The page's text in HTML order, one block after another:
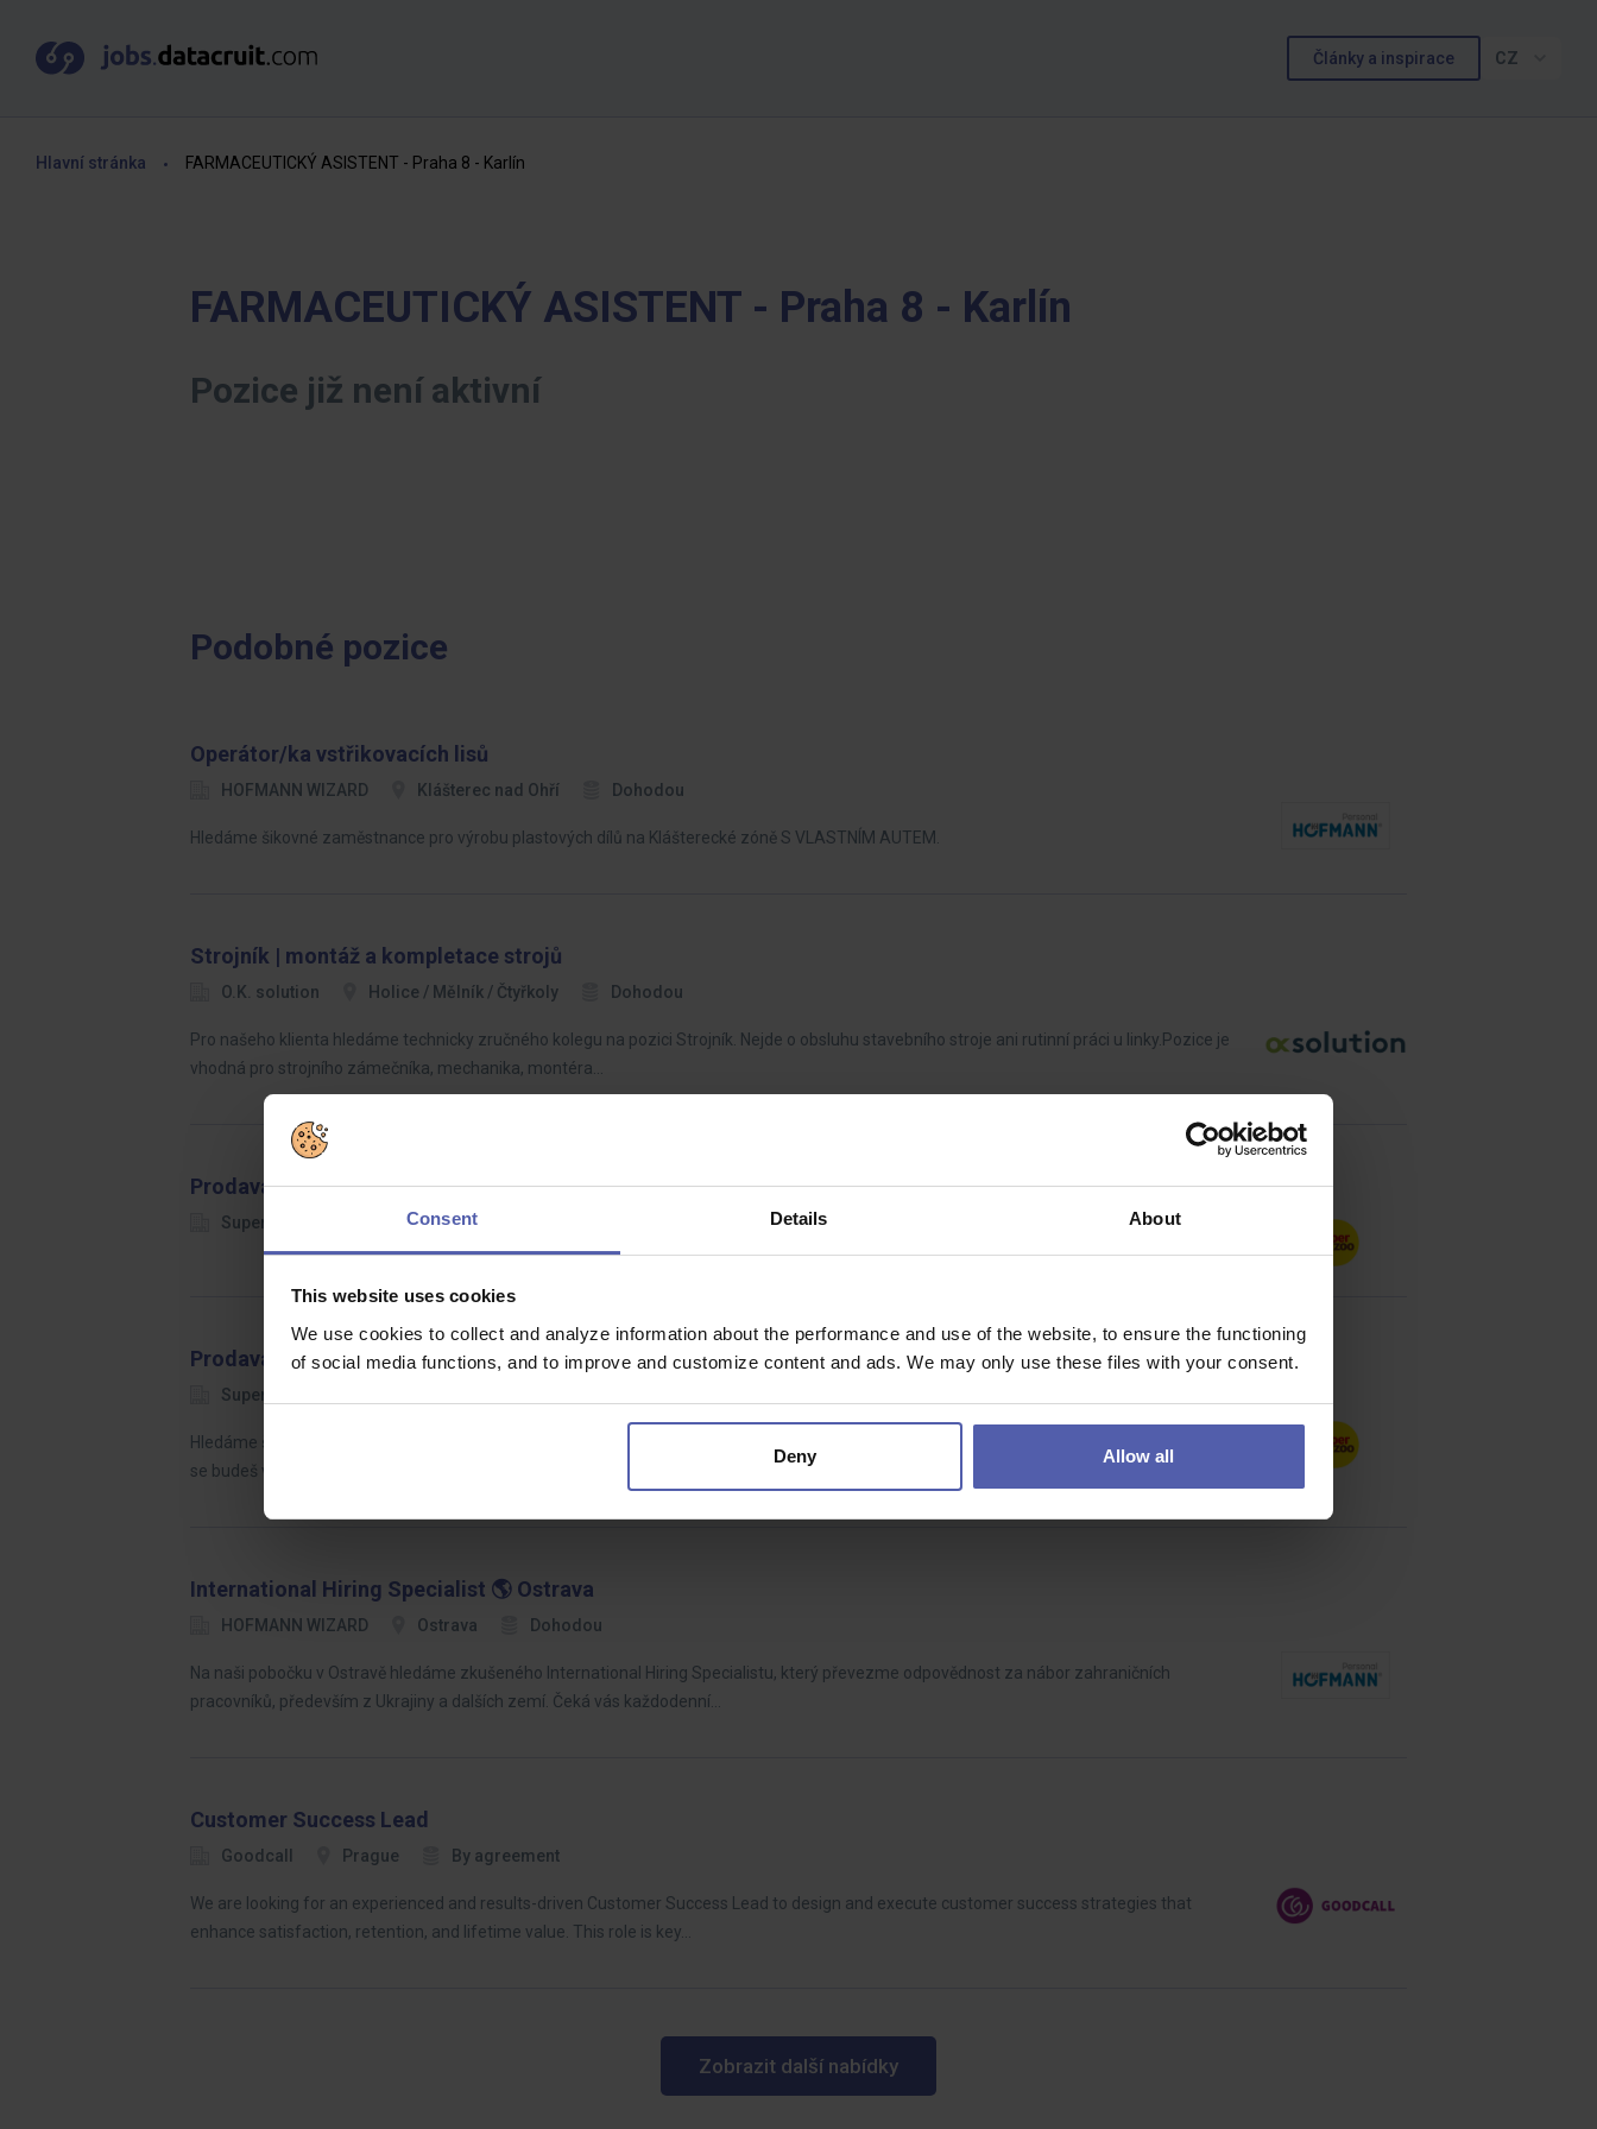
Consent Details About
This website uses cookies
We use cookies to collect and analyze information about the performance and use of the website, to ensure the functioning
of social media functions, and to improve and customize content and ads. We may only use these files with your consent.
Deny Allow all
Články a inspirace CZ
Hlavní stránka FARMACEUTICKÝ ASISTENT - Praha 8 - Karlín
FARMACEUTICKÝ ASISTENT - Praha 8 - Karlín
Pozice již není aktivní
Podobné pozice
Operátor/ka vstřikovacích lisů
HOFMANN WIZARD Klášterec nad Ohří Dohodou
Hledáme šikovné zaměstnance pro výrobu plastových dílů na Klášterecké zóně S VLASTNÍM AUTEM.
Strojník | montáž a kompletace strojů
O.K. solution Holice / Mělník / Čtyřkoly Dohodou
Pro našeho klienta hledáme technicky zručného kolegu na pozici Strojník. Nejde o obsluhu stavebního stroje ani rutinní práci u linky.Pozice je
vhodná pro strojního zámečníka, mechanika, montéra…
Prodavač/ka na prodejně chovatelských potřebhav
SuperZOO Havlíčkův Brod
Prodavač/ka na prodejně chovatelských potřeb
SuperZOO
Hledáme šikovného prodavače, který se k nám přidá a pomůže nám s aktivní obsluhou a péčí o zákazníky v chovatelských potřebách. U nás
se budeš věnovat jak komunikaci se zákazníky, tak i práci se…
International Hiring Specialist 🌎 Ostrava
HOFMANN WIZARD Ostrava Dohodou
Na naši pobočku v Ostravě hledáme zkušeného International Hiring Specialistu, který převezme odpovědnost za nábor zahraničních
pracovníků, především z Ukrajiny a dalších zemí. Čeká vás každodenní…
Customer Success Lead
Goodcall Prague By agreement
We are looking for an experienced and results-driven Customer Success Lead to design and execute customer success strategies that
enhance satisfaction, retention, and lifetime value. This role is key…
Zobrazit další nabídky